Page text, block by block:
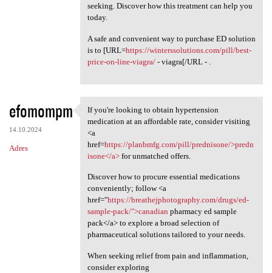
seeking. Discover how this treatment can help you
today.
A safe and convenient way to purchase ED solution
is to [URL=https://winterssolutions.com/pill/best-
price-on-line-viagra/- viagra[/URL - .
efomompm
14.10.2024
Adres
If you're looking to obtain
If you're looking to obtain hypertension
medication at an affordable rate, consider visiting
<a
href=https://planbmfg.com/pill/prednisone/>predn
isone</a>for unmatched offers.
Discover how to procure essential medications
conveniently; follow <a
href="https://breathejphotography.com/drugs/ed-
sample-pack/">canadian pharmacy ed sample
pack</a> to explore a broad selection of
pharmaceutical solutions tailored to your needs.
When seeking relief from pain and inflammation,
consider exploring